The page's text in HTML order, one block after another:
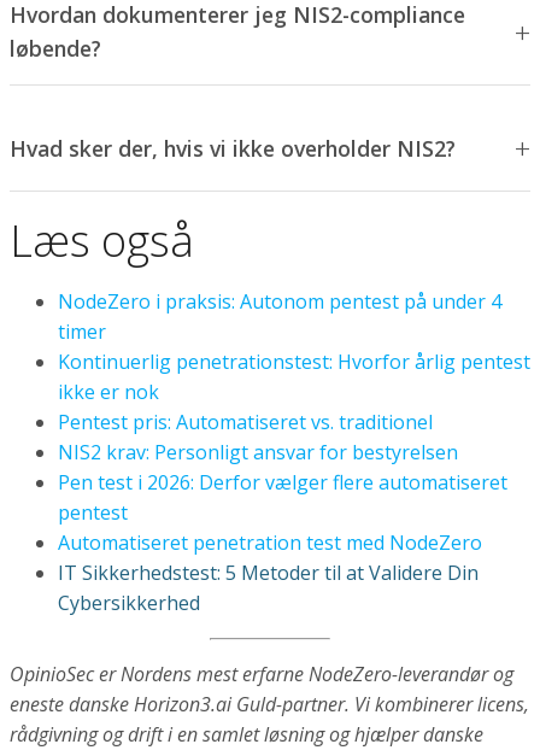
Hvordan dokumenterer jeg NIS2-compliance
løbende?
Hvad sker der, hvis vi ikke overholder NIS2?
Læs også
NodeZero i praksis: Autonom pentest på under 4
timer
Kontinuerlig penetrationstest: Hvorfor årlig pentest
ikke er nok
Pentest pris: Automatiseret vs. traditionel
NIS2 krav: Personligt ansvar for bestyrelsen
Pen test i 2026: Derfor vælger flere automatiseret
pentest
Automatiseret penetration test med NodeZero
IT Sikkerhedstest: 5 Metoder til at Validere Din
Cybersikkerhed
OpinioSec er Nordens mest erfarne NodeZero-leverandør og
eneste danske Horizon3.ai Guld-partner. Vi kombinerer licens,
rådgivning og drift i en samlet løsning og hjælper danske